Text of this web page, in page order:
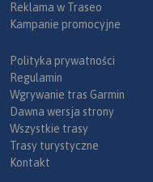
Reklama w Traseo
Kampanie promocyjne
Polityka prywatności
Regulamin
Wgrywanie tras Garmin
Dawna wersja strony
Wszystkie trasy
Trasy turystyczne
Kontakt